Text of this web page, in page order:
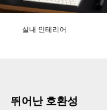
실내 인테리어
뛰어난 호환성